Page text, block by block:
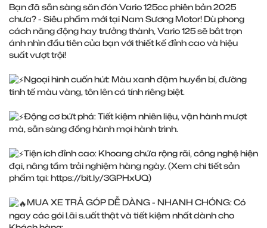
Bạn đã sẵn sàng săn đón Vario 125cc phiên bản 2025
chưa? - Siêu phẩm mới tại Nam Sương Motor! Dù phong
cách năng động hay trưởng thành, Vario 125 sẽ bắt trọn
ánh nhìn đầu tiên của bạn với thiết kế đỉnh cao và hiệu
suất vượt trội!
Ngoại hình cuốn hút: Màu xanh đậm huyền bí, đường
tinh tế màu vàng, tôn lên cá tính riêng biệt.
Động cơ bứt phá: Tiết kiệm nhiên liệu, vận hành mượt
mà, sẵn sàng đồng hành mọi hành trình.
Tiện ích đỉnh cao: Khoang chứa rộng rãi, công nghệ hiện
đại, nâng tầm trải nghiệm hàng ngày. (Xem chi tiết sản
phẩm tại:https://bit.ly/3GPHxUQ)
MUA XE TRẢ GÓP DỄ DÀNG - NHANH CHÓNG: Có
ngay các gói l.ãi s.uất thật và tiết kiệm nhất dành cho